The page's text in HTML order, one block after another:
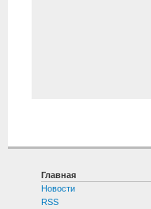
Главная
Новости
RSS